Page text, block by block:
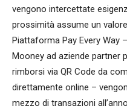
vengono intercettate
prossimità assume un
Piattaforma Pay Every Way
Mooney ad aziende partner
rimborsi via QR Code da
direttamente online –
mezzo di transazioni